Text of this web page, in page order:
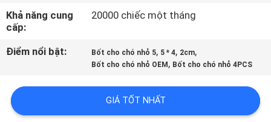
LIÊN
HỆ
CHÚNG
YÊU
Khả năng cung
cấp:
20000 chiếc một tháng
Điểm nổi bật: Bốt cho chó nhỏ 5, 5 * 4, 2cm,
Bốt cho chó nhỏ OEM , Bốt cho chó nhỏ 4PCS
GIÁ TỐT NHẤT